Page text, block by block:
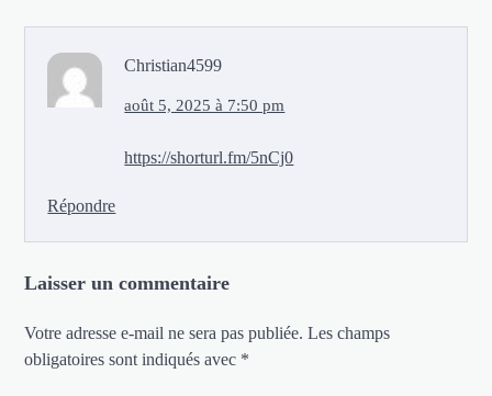
Christian4599
août 5, 2025 à 7:50 pm
https://shorturl.fm/5nCj0
Répondre
Laisser un commentaire
Votre adresse e-mail ne sera pas publiée. Les champs
obligatoires sont indiqués avec *